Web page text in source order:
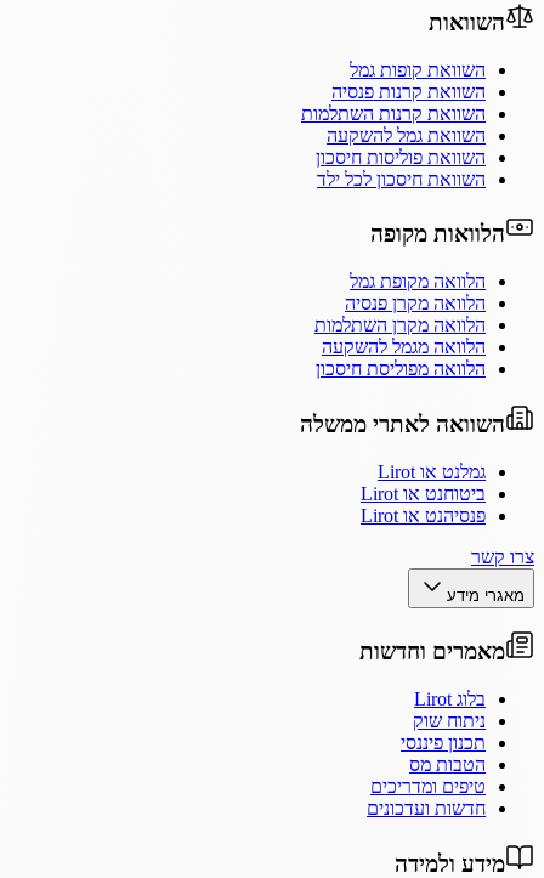
השוואות
השוואת קופות גמל
השוואת קרנות פנסיה
השוואת קרנות השתלמות
השוואת גמל להשקעה
השוואת פוליסות חיסכון
השוואת חיסכון לכל ילד
הלוואות מקופה
הלוואה מקופת גמל
הלוואה מקרן פנסיה
הלוואה מקרן השתלמות
הלוואה מגמל להשקעה
הלוואה מפוליסת חיסכון
השוואה לאתרי ממשלה
גמלנט או Lirot
ביטוחנט או Lirot
פנסיהנט או Lirot
צרו קשר
מאגרי מידע
מאמרים וחדשות
בלוג Lirot
ניתוח שוק
תכנון פיננסי
הטבות מס
טיפים ומדריכים
חדשות ועדכונים
מידע ולמידה